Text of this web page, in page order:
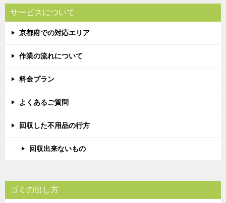
サービスについて
京都府での対応エリア
作業の流れについて
料金プラン
よくあるご質問
回収した不用品の行方
回収出来ないもの
ゴミの出し方